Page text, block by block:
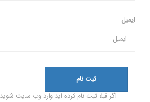
ایمیل
ثبت نام
اگر قبلا ثبت نام کرده اید وارد وب سایت شوید